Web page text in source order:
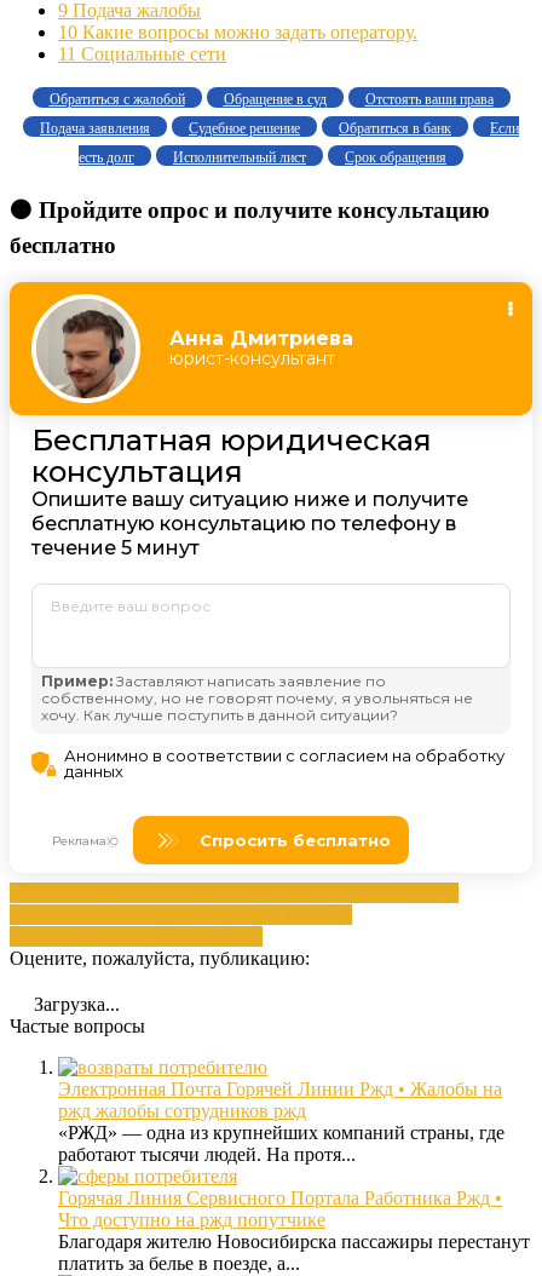
9 Подача жалобы
10 Какие вопросы можно задать оператору.
11 Социальные сети
Обратиться с жалобой Обращение в суд
Отстоять ваши права
Подача заявления
Судебное решение Обратиться в банк
Если
есть долг
Исполнительный лист Срок обращения
🟠 Пройдите опрос и получите консультацию
бесплатно
Оцените, пожалуйста, публикацию:
Загрузка...
Частые вопросы
Электронная Почта Горячей Линии Ржд • Жалобы на
ржд жалобы сотрудников ржд
«РЖД» — одна из крупнейших компаний страны, где
работают тысячи людей. На протя...
Горячая Линия Сервисного Портала Работника Ржд •
Что доступно на ржд попутчике
Благодаря жителю Новосибирска пассажиры перестанут
платить за белье в поезде, а...